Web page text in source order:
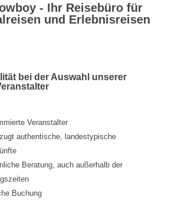
- Ihr Reisebüro für
und Erlebnisreisen
bei der Auswahl unserer
Veranstalter
authentische, landestypische
Beratung, auch außerhalb der
Buchung